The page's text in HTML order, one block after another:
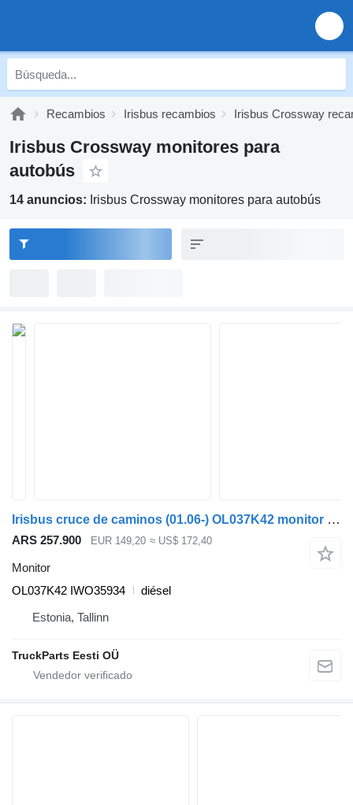
Recambios Irisbus recambios Irisbus Crossway
Irisbus Crossway monitores para
autobús
14 anuncios: Irisbus Crossway monitores para autobús
Irisbus cruce de caminos (01.06-) OL037K42 monitor para Irisbus Arway, Crossway, Crealis, Magelys, Proway, Daily Tourys (2006-) autobús
ARS 257.900 EUR 149,20 ≈ US$ 172,40
Monitor
OL037K42 IWO35934
diésel
Estonia, Tallinn
TruckParts Eesti OÜ